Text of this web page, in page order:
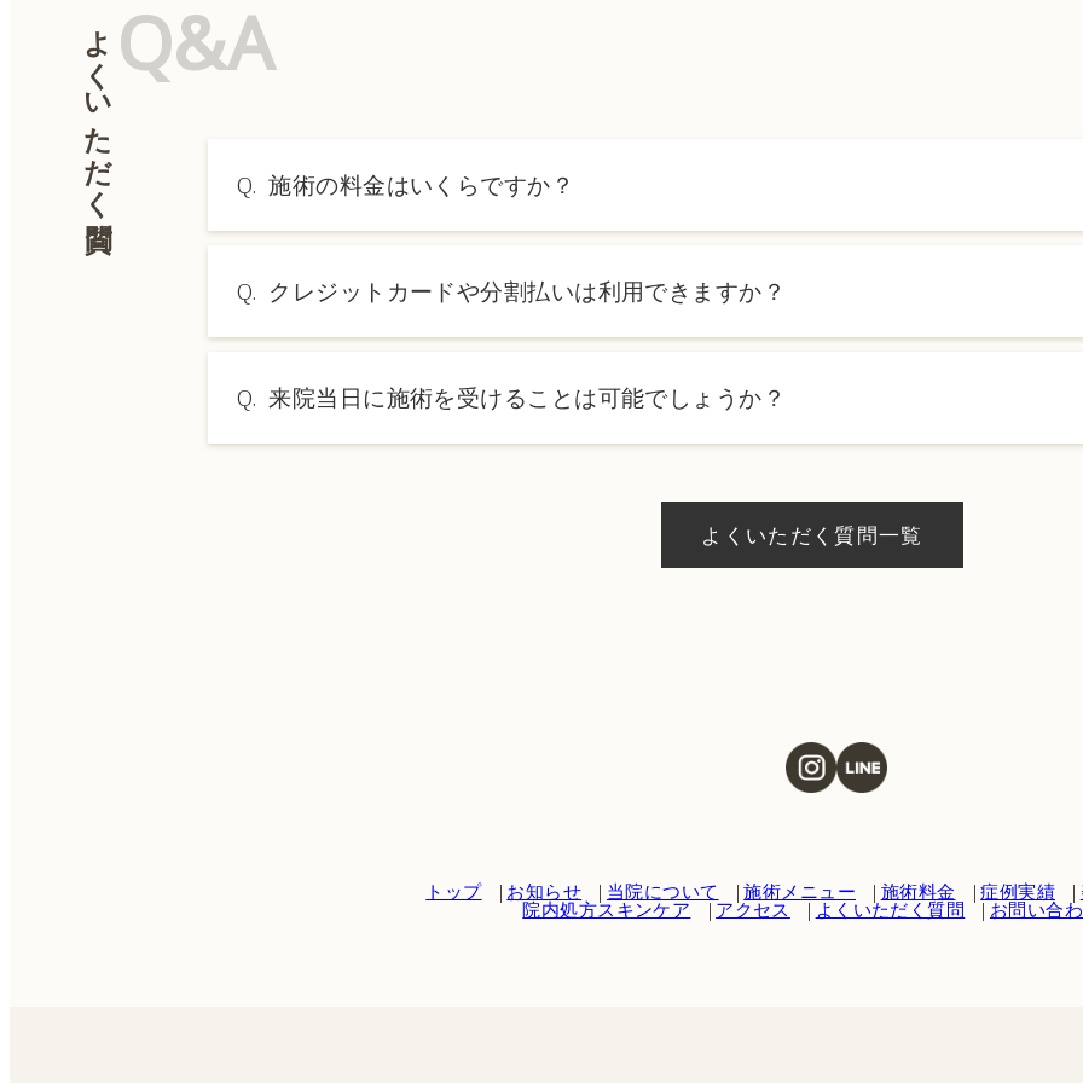
Q&A
よくいただく質問 Q. 施術の料金はいくらですか？
→ 料金表ページへ
Q. クレジットカードや分割払いは利用できますか？
Q. 来院当日に施術を受けることは可能でしょうか？
よくいただく質問一覧
トップ お知らせ 当院について 施術メニュー 施術料金 症例実績
院内処方スキンケア アクセス よくいただく質問 お問い合